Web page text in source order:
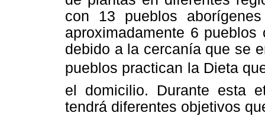
con 13 pueblos
aproximadamente 6
debido a la cercanía que se
pueblos practican la Dieta
el domicilio. Durante esta
tendrá diferentes objetivos